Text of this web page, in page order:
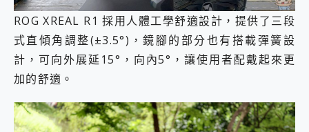
ROG XREAL R1 採用人體工學舒適設計，提供了三段
式直傾角調整(±3.5°)，鏡腳的部分也有搭載彈簧設
計，可向外展延15°，向內5°，讓使用者配戴起來更
加的舒適。